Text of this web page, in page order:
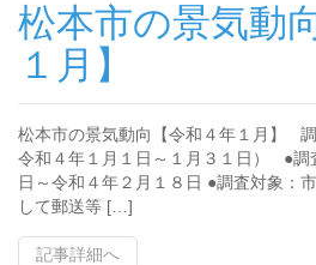
松本市の景気動
１月】
松本市の景気動向【令和４年１月】
令和４年１月１日～１月３１日） ●調
日～令和４年２月１８日 ●調査対象：
して郵送等 […]
記事詳細へ